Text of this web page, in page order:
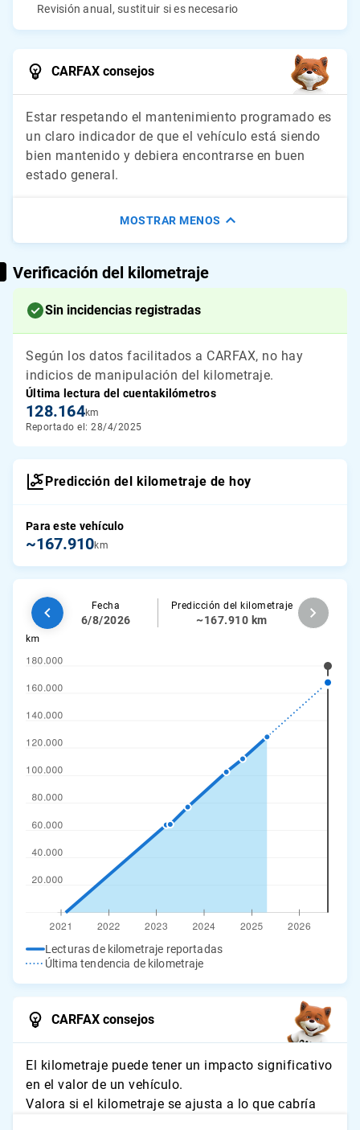
Revisión anual, sustituir si es necesario
CARFAX consejos
Estar respetando el mantenimiento programado es
un claro indicador de que el vehículo está siendo
bien mantenido y debiera encontrarse en buen
estado general.
MOSTRAR MENOS
Verificación del kilometraje
Sin incidencias registradas
Según los datos facilitados a CARFAX, no hay
indicios de manipulación del kilometraje.
Última lectura del cuentakilómetros
128.164km
Reportado el: 28/4/2025
Predicción del kilometraje de hoy
Para este vehículo
~167.910km
Fecha
6/8/2026
Predicción del kilometraje
~167.910 km
Lecturas de kilometraje reportadas
Última tendencia de kilometraje
CARFAX consejos
El kilometraje puede tener un impacto significativo
en el valor de un vehículo.
Valora si el kilometraje se ajusta a lo que cabría